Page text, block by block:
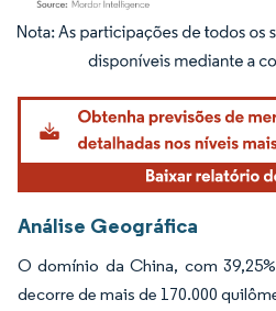
Imagem © Mordor Intelligence. O reuso
Análise Geográfica
O domínio da China, com
decorre de mais de 170.000